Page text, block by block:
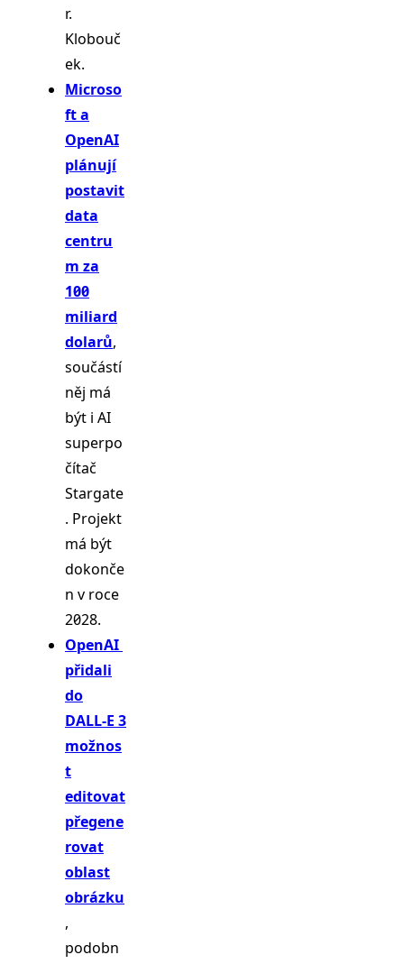
r.
Klobouč
ek.
Microso
ft a
OpenAI
plánují
postavit
data
centru
m za
100
miliard
dolarů,
součástí
něj má
být i AI
superpo
čítač
Stargate
. Projekt
má být
dokonče
n v roce
2028.
OpenAI
přidali
do
DALL-E 3
možnos
t
editovat
přegene
rovat
oblast
obrázku
,
podobn